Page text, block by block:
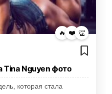
🔥 ❤️ 👏
Tina Nguyen фото
которая стала